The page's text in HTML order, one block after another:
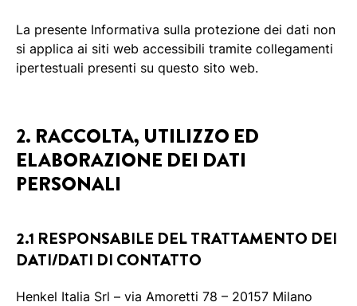
La presente Informativa sulla protezione dei dati non
si applica ai siti web accessibili tramite collegamenti
ipertestuali presenti su questo sito web.
2. RACCOLTA, UTILIZZO ED
ELABORAZIONE DEI DATI
PERSONALI
2.1 RESPONSABILE DEL TRATTAMENTO DEI
DATI/DATI DI CONTATTO
Henkel Italia Srl – via Amoretti 78 – 20157 Milano